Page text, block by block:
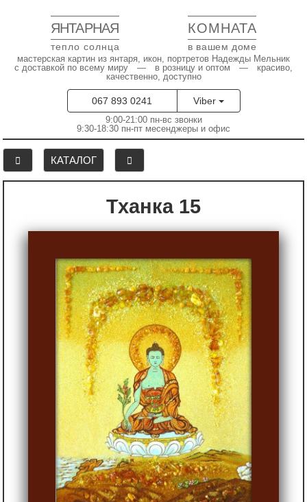
ЯНТАРНАЯ КОМНАТА
тепло солнца в вашем доме
мастерская картин из янтаря, икон, портретов Надежды Мельник
с доставкой по всему миру — в розницу и оптом — красиво,
качественно, доступно
067 893 0241 Viber
9:00-21:00 пн-вс звонки
9:30-18:30 пн-пт месенджеры и офис
КАТАЛОГ
Тханка 15